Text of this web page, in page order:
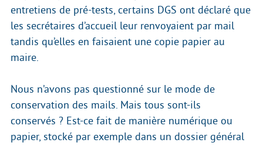
entretiens de pré-tests, certains DGS ont déclaré que
les secrétaires d’accueil leur renvoyaient par mail
tandis qu’elles en faisaient une copie papier au
maire.
Nous n’avons pas questionné sur le mode de
conservation des mails. Mais tous sont-ils
conservés ? Est-ce fait de manière numérique ou
papier, stocké par exemple dans un dossier général